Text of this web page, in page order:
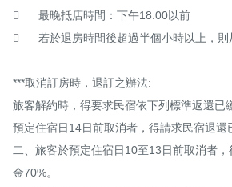
	最晚抵店時間：下午18:00以前
	若於退房時間後超過半個小時以上，則加收半日房價
***取消訂房時，退訂之辦法:
旅客解約時，得要求民宿依下列標準返還已
預定住宿日14日前取消者，得請求民宿退還
二、旅客於預定住宿日10至13日前取消者
金70%。